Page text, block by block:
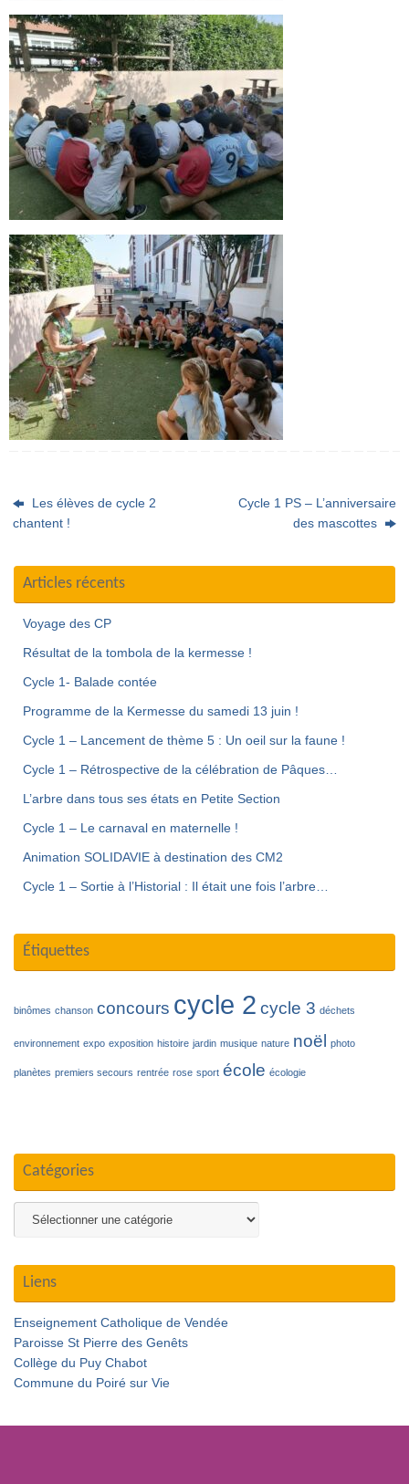
Les élèves de cycle 2
chantent !
Cycle 1 PS – L’anniversaire
des mascottes
Articles récents
Voyage des CP
Résultat de la tombola de la kermesse !
Cycle 1- Balade contée
Programme de la Kermesse du samedi 13 juin !
Cycle 1 – Lancement de thème 5 : Un oeil sur la faune !
Cycle 1 – Rétrospective de la célébration de Pâques…
L’arbre dans tous ses états en Petite Section
Cycle 1 – Le carnaval en maternelle !
Animation SOLIDAVIE à destination des CM2
Cycle 1 – Sortie à l’Historial : Il était une fois l’arbre…
Étiquettes
binômes chanson concours cycle 2 cycle 3 déchets
environnement expo exposition histoire jardin musique nature noël photo
planètes premiers secours rentrée rose sport école écologie
Catégories
Liens
Enseignement Catholique de Vendée
Paroisse St Pierre des Genêts
Collège du Puy Chabot
Commune du Poiré sur Vie